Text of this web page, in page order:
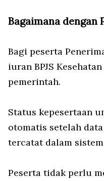
Bagaimana dengan
Bagi peserta
iuran BPJS
pemerintah.
Status kepesertaan
otomatis setelah
tercatat dalam
Peserta tidak perlu